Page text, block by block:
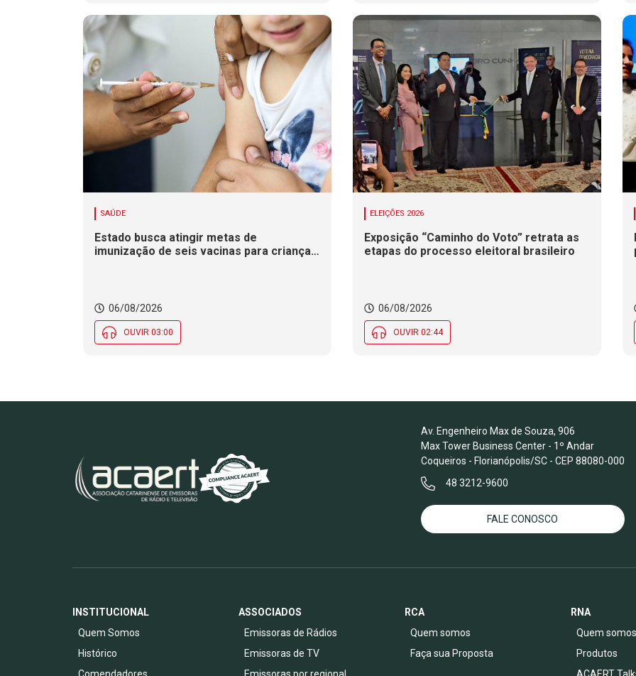
SAÚDE
Estado busca atingir metas de
imunização de seis vacinas para crianças
06/08/2026
OUVIR 03:00
ELEIÇÕES 2026
Exposição “Caminho do Voto” retrata as
etapas do processo eleitoral brasileiro
06/08/2026
OUVIR 02:44
Av. Engenheiro Max de Souza, 906
Max Tower Business Center - 1º Andar
Coqueiros - Florianópolis/SC - CEP 88080-000
48 3212-9600
FALE CONOSCO
INSTITUCIONAL
Quem Somos
Histórico
ASSOCIADOS
Emissoras de Rádios
Emissoras de TV
RCA
Quem somos
Faça sua Proposta
RNA
Quem somos
Produtos